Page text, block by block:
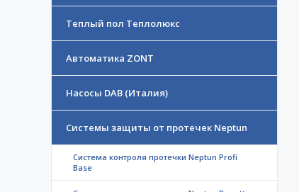
Теплый пол Теплолюкс
Автоматика ZONT
Насосы DAB (Италия)
Системы защиты от протечек Neptun
Система контроля протечки Neptun Profi
Base